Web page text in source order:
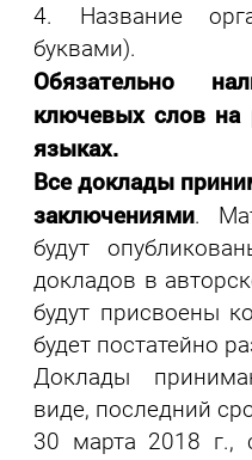
4. Название
буквами).
Обязательно
ключевых слов на
языках.
Все доклады
заключениями.
будут
докладов в
будут присвоены
будет постатейно
Доклады
виде, последний
30 марта 2018 г.,